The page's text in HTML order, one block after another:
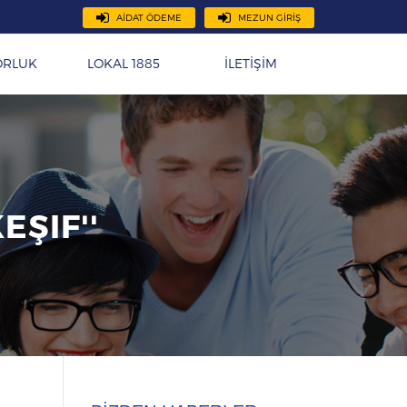
MEZUN GİRİŞ
AİDAT ÖDEME
LOKAL 1885 İLETİŞİM